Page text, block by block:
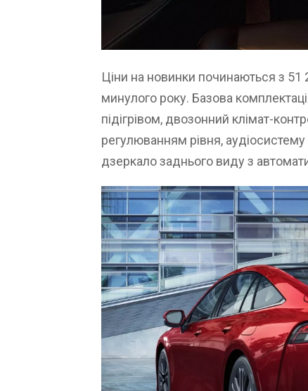
Ціни на новинки починаються з 51
минулого року. Базова
підігрівом, двозонний клімат-
регулюванням рівня,
дзеркало заднього виду з